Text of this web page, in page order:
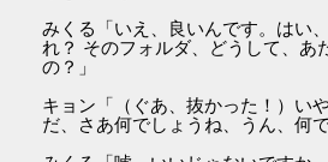
みくる「いえ、良いんです。はい
れ？ そのフォルダ、どうして、あ
の？」
キョン「（ぐあ、抜かった！）い
だ、さあ何でしょうね、うん、何